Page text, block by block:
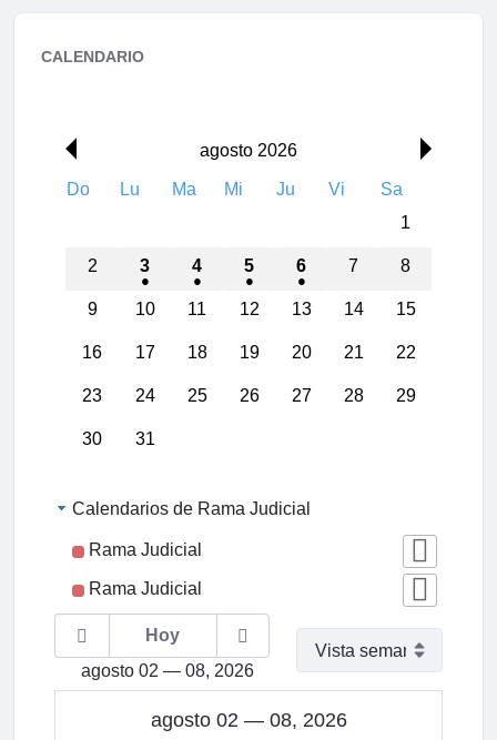
CALENDARIO
agosto 2026
Do Lu Ma Mi Ju Vi
Sa
1
2 3 4 5 6 7 8
9 10 11 12 13 14 15
16 17 18 19 20 21 22
23 24 25 26 27 28 29
30 31
Calendarios de Rama Judicial
Rama Judicial
Rama Judicial
Hoy
agosto 02 — 08, 2026
agosto 02 — 08, 2026
00:00
04:00